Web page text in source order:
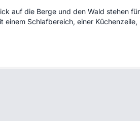
auf die Berge und den Wald stehen
einem Schlafbereich, einer